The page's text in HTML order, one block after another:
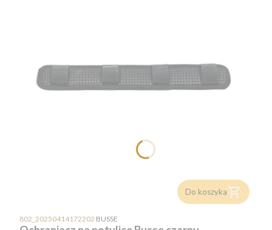
Do koszyka
802_20250414172202 PRODUCENT
BUSSE